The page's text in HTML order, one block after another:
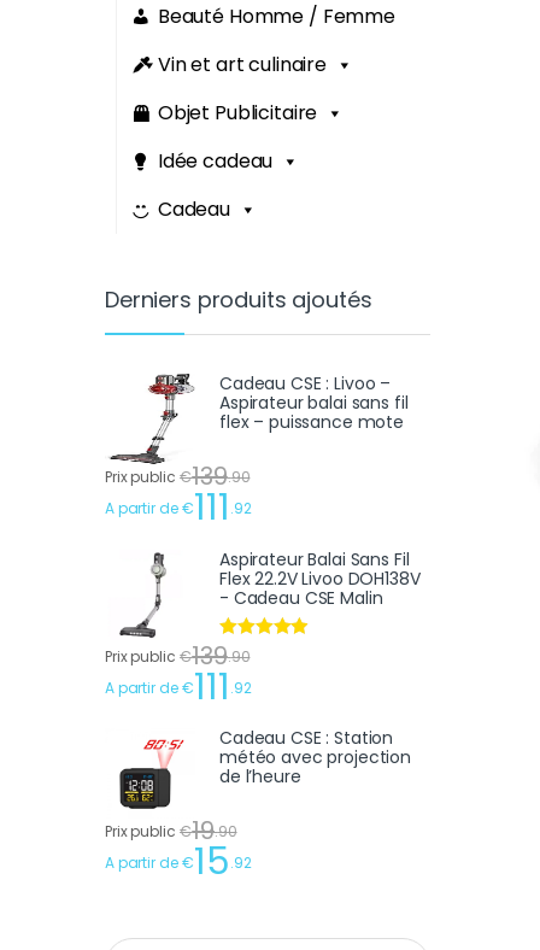
Beauté Homme / Femme
Vin et art culinaire
Objet Publicitaire
Idée cadeau
Cadeau
Derniers produits ajoutés
Cadeau CSE : Livoo –
Aspirateur balai sans fil
flex – puissance mote
Prix public €139.90
A partir de €111 .92
Aspirateur Balai Sans Fil
Flex 22.2V Livoo DOH138V
- Cadeau CSE Malin
Note
sur 5
Prix public €139.90
A partir de €111 .92
Cadeau CSE : Station
météo avec projection
de l’heure
Prix public €19.90
A partir de €15.92